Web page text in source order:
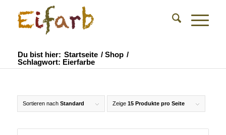
Du bist hier: Startseite / Shop /
Schlagwort: Eierfarbe
Sortieren nach Standard Zeige 15 Produkte pro Seite